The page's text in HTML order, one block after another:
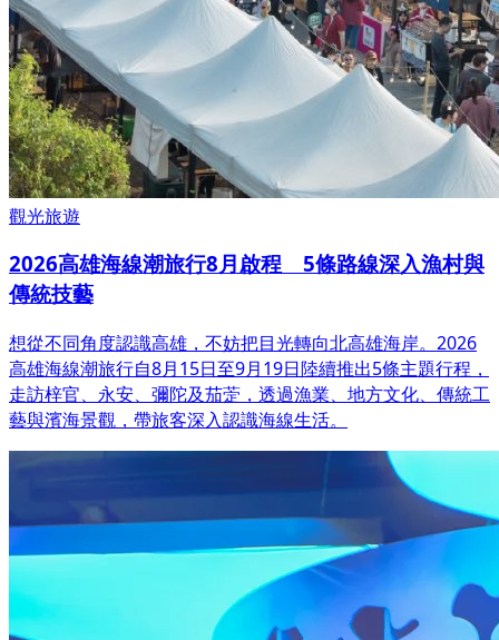
觀光旅遊
2026高雄海線潮旅行8月啟程 5條路線深入漁村與
傳統技藝
想從不同角度認識高雄，不妨把目光轉向北高雄海岸。2026
高雄海線潮旅行自8月15日至9月19日陸續推出5條主題行程，
走訪梓官、永安、彌陀及茄萣，透過漁業、地方文化、傳統工
藝與濱海景觀，帶旅客深入認識海線生活。